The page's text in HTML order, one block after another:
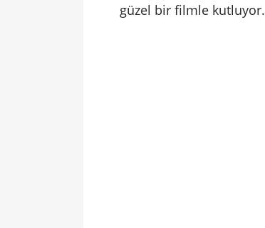
güzel bir filmle kutluyor.